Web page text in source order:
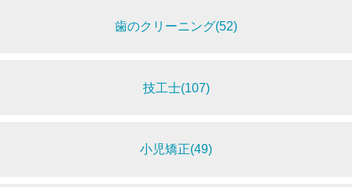
歯のクリーニング(52)
技工士(107)
小児矯正(49)